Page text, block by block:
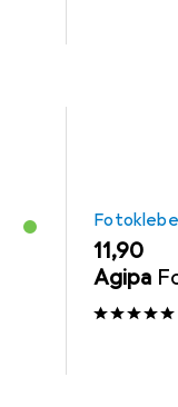
EUR
11,90
Agipa